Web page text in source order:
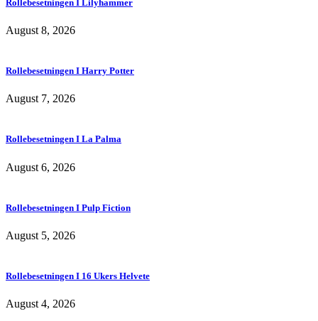
Rollebesetningen I Lilyhammer
August 8, 2026
Rollebesetningen I Harry Potter
August 7, 2026
Rollebesetningen I La Palma
August 6, 2026
Rollebesetningen I Pulp Fiction
August 5, 2026
Rollebesetningen I 16 Ukers Helvete
August 4, 2026